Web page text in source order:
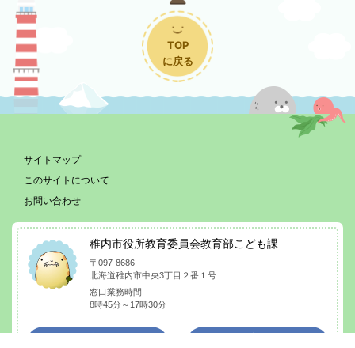
TOP
に戻る
サイトマップ
このサイトについて
お問い合わせ
稚内市役所教育委員会教育部こども課
〒097-8686
北海道稚内市中央3丁目２番１号
窓口業務時間
8時45分～17時30分